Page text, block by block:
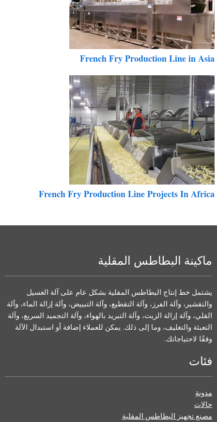
French Fry Production Line in
French Fry Production Line Projects In
ماكينة البطاطس المقلية
يشتمل خط إنتاج البطاطس المقلية بشكل عام على آلة الغسيل
والتقشير، وآلة الفرز، وآلة التقطيع، وآلة التبييض، وآلة إزالة الماء، وآلة
القلي، وآلة إزالة الزيت، وآلة التبريد بالهواء، وآلة التجميد السريع، وآلة
التعبئة والتغليف، وما إلى ذلك. يمكن للعملاء إضافة أو استبدال الآلة
وفقًا لاحتياجاتك.
فئات
مدونة
حالات
مصنع تجهيز البطاطس المقلية